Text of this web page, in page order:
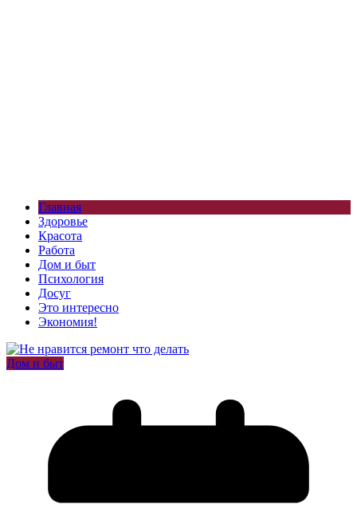
Главная
Здоровье
Красота
Работа
Дом и быт
Психология
Досуг
Это интересно
Экономия!
Дом и быт